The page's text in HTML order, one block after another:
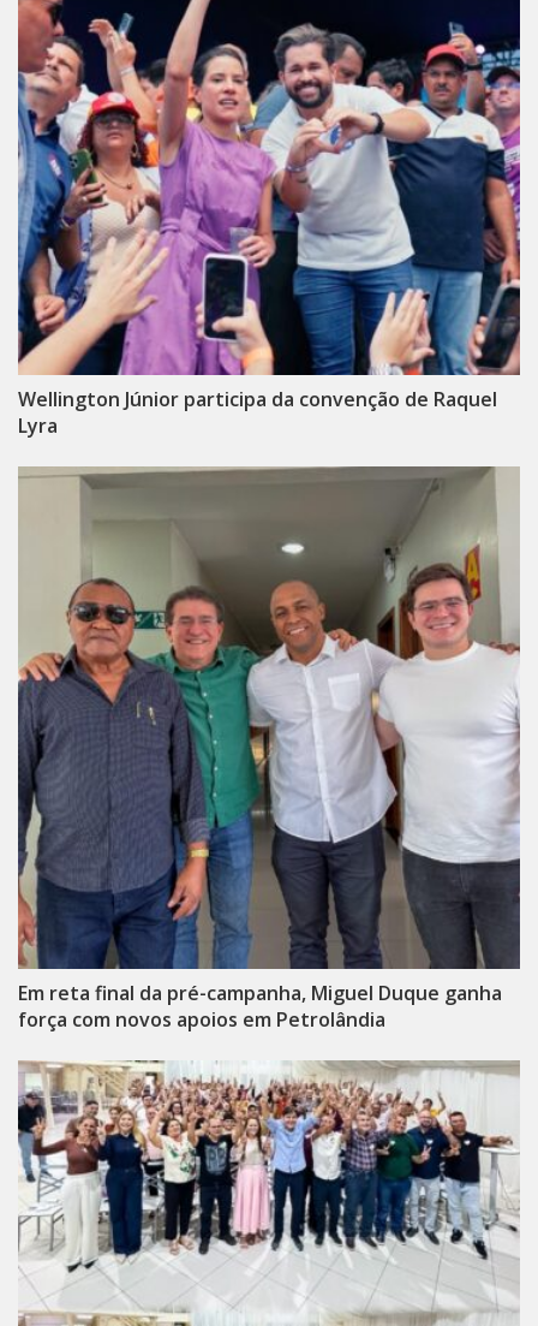
Wellington Júnior participa da convenção de Raquel
Lyra
Em reta final da pré-campanha, Miguel Duque ganha
força com novos apoios em Petrolândia